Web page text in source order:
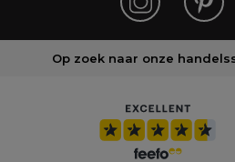
Op zoek naar onze